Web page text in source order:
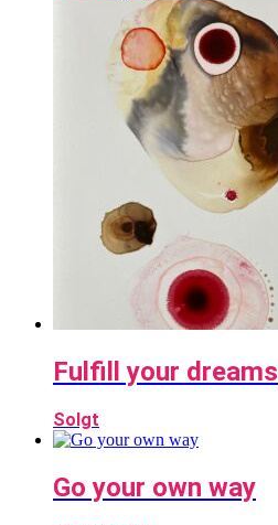
Fulfill your dreams
Solgt
Go your own way